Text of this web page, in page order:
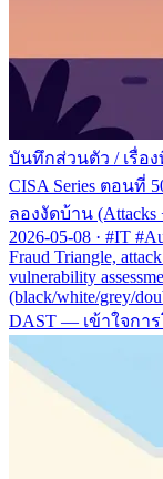
บันทึกส่วนตัว / เรื่อ
CISA Series ตอนที่
ลองงัดบ้าน (Attacks
2026-05-08 · #IT
Fraud Triangle,
vulnerability
(black/white/grey/
DAST — เข้าใจกา